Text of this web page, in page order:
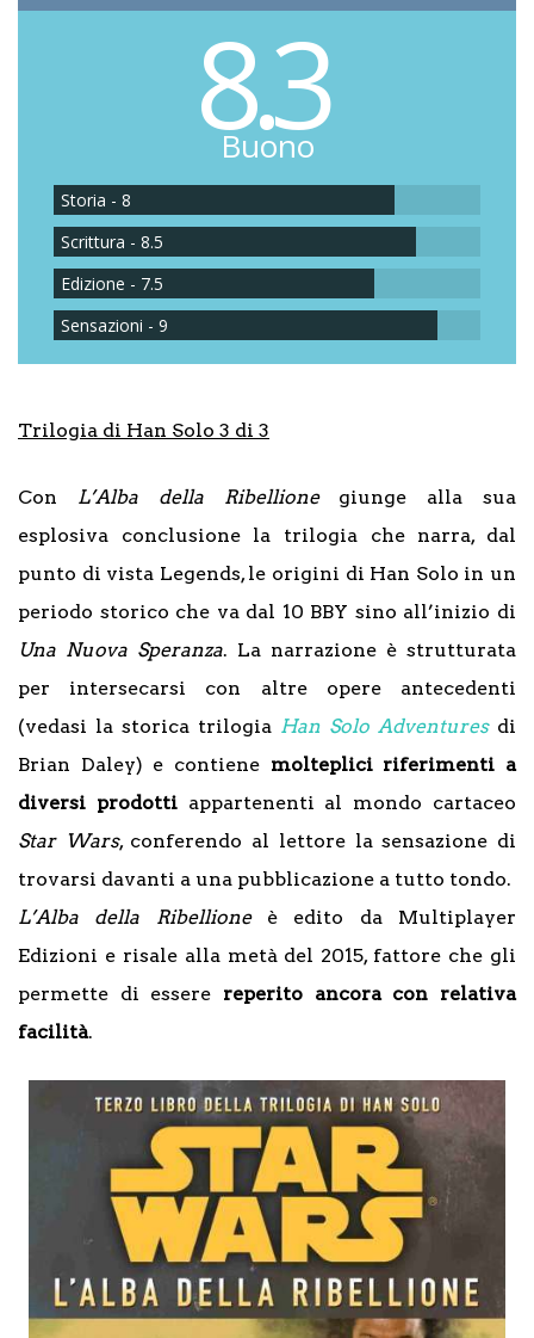
8.3
Buono
Storia - 8
Scrittura - 8.5
Edizione - 7.5
Sensazioni - 9
Trilogia di Han Solo 3 di 3
Con L’Alba della Ribellionegiunge alla sua
esplosiva conclusione la trilogia che narra, dal
punto di vista Legends, le origini di Han Solo in un
periodo storico che va dal 10 BBY sino all’inizio di
Una Nuova Speranza. La narrazione è strutturata
per intersecarsi con altre opere antecedenti
(vedasi la storica trilogia Han Solo Adventuresdi
Brian Daley) e contiene molteplici riferimenti a
diversi prodottiappartenenti al mondo cartaceo
Star Wars, conferendo al lettore la sensazione di
trovarsi davanti a una pubblicazione a tutto tondo.
L’Alba della Ribellioneè edito da Multiplayer
Edizioni e risale alla metà del 2015, fattore che gli
permette di essere reperito ancora con relativa
facilità.